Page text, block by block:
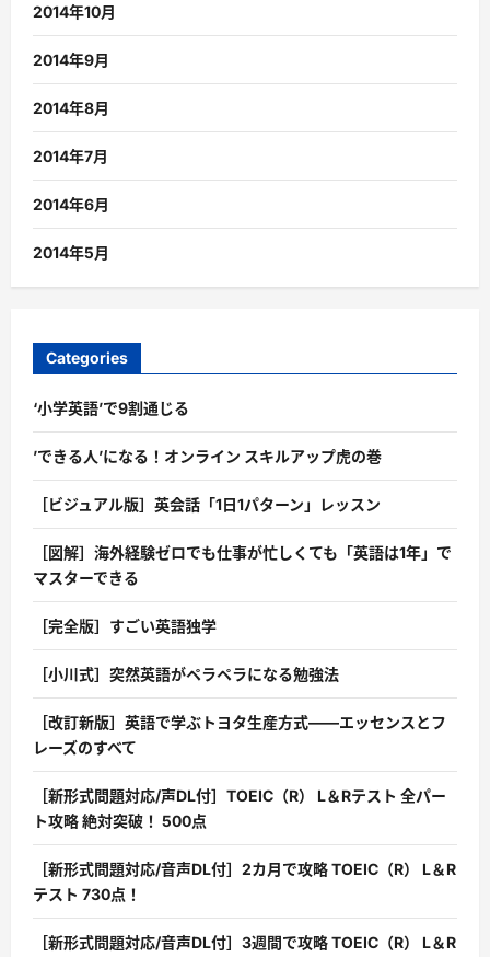
2014年10月
2014年9月
2014年8月
2014年7月
2014年6月
2014年5月
Categories
‘小学英語’で9割通じる
’できる人’になる！オンライン スキルアップ虎の巻
［ビジュアル版］英会話「1日1パターン」レッスン
［図解］海外経験ゼロでも仕事が忙しくても「英語は1年」で
マスターできる
［完全版］すごい英語独学
［小川式］突然英語がペラペラになる勉強法
［改訂新版］英語で学ぶトヨタ生産方式――エッセンスとフ
レーズのすべて
［新形式問題対応/声DL付］TOEIC（R） L＆Rテスト 全パー
ト攻略 絶対突破！ 500点
［新形式問題対応/音声DL付］2カ月で攻略 TOEIC（R） L＆R
テスト 730点！
［新形式問題対応/音声DL付］3週間で攻略 TOEIC（R） L＆R